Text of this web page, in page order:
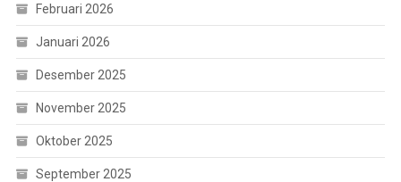
Februari 2026
Januari 2026
Desember 2025
November 2025
Oktober 2025
September 2025